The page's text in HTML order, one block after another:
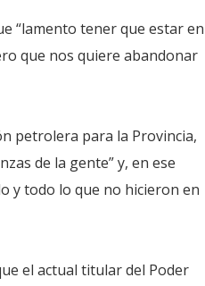
“lamento tener que estar en
que nos quiere abandonar
petrolera para la Provincia,
de la gente” y, en ese
y todo lo que no hicieron en
el actual titular del Poder